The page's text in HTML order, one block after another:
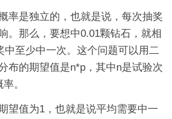
率是独立的，也就是说，每次抽奖
。那么，要想中0.01颗钻石，就相
中至少中一次。这个问题可以用二
布的期望值是n*p，其中n是试验次
。
望值为1，也就是说平均需要中一